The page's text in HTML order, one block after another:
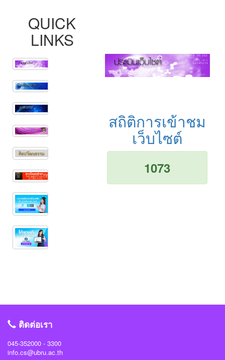
QUICK
LINKS
สถิติการเข้าชม
เว็บไซต์
1073
ติดต่อเรา
045-352000 - 3300
info.cs@ubru.ac.th